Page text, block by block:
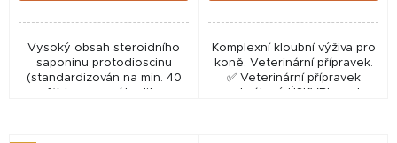
Vysoký obsah steroidního
saponinu protodioscinu
(standardizován na min. 40
%) je garancí kvality
5
hvězdiček.
Komplexní kloubní výživa pro
koně. Veterinární přípravek.
✅ Veterinární přípravek
schválený ÚSKVBL pod